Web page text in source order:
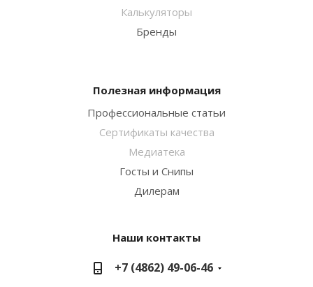
Калькуляторы
Бренды
Полезная информация
Профессиональные статьи
Сертификаты качества
Медиатека
Госты и Снипы
Дилерам
Наши контакты
+7 (4862) 49-06-46